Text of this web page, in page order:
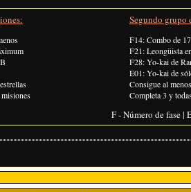
Segundo grupo
F14: Combo de
F21: Leongüista
F28: Yo-kai de
E01: Yo-kai de
Consigue al
Completa 3 y
F - Número de fase |